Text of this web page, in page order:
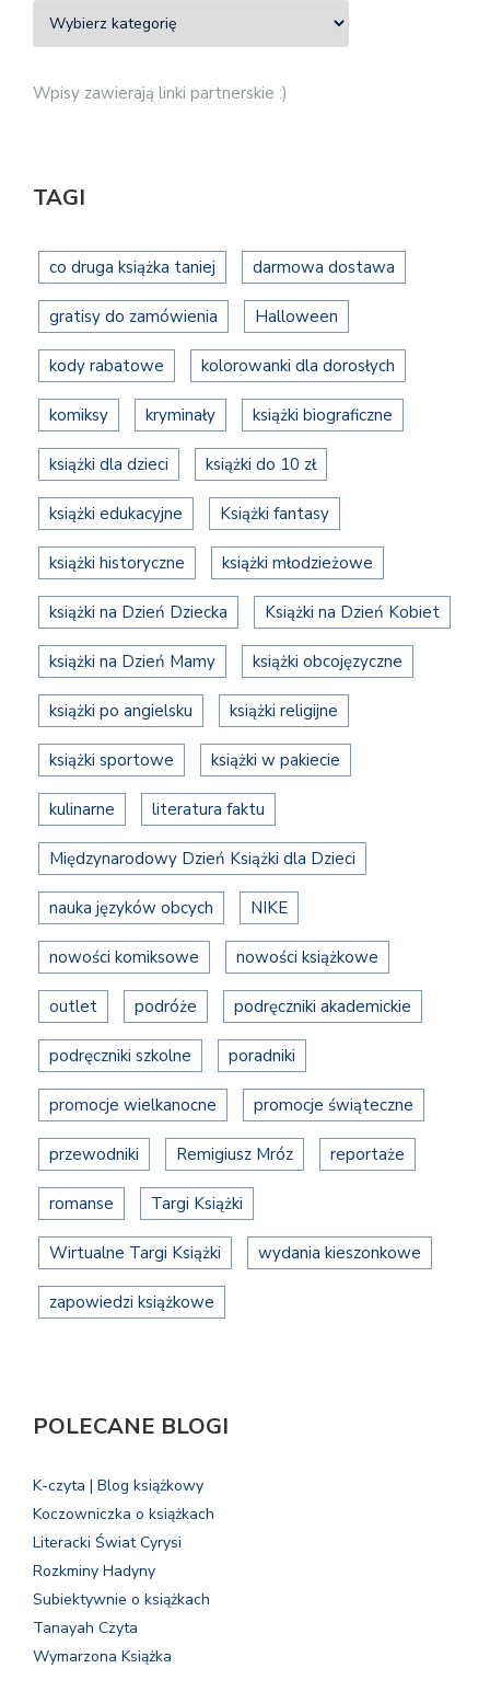
Wpisy zawierają linki partnerskie :)
TAGI
co druga książka taniej darmowa dostawa
gratisy do zamówienia Halloween
kody rabatowe kolorowanki dla dorosłych
komiksy kryminały książki biograficzne
książki dla dzieci książki do 10 zł
książki edukacyjne Książki fantasy
książki historyczne książki młodzieżowe
książki na Dzień Dziecka Książki na Dzień Kobiet
książki na Dzień Mamy książki obcojęzyczne
książki po angielsku książki religijne
książki sportowe książki w pakiecie
kulinarne literatura faktu
Międzynarodowy Dzień Książki dla Dzieci
nauka języków obcych NIKE
nowości komiksowe nowości książkowe
outlet podróże podręczniki akademickie
podręczniki szkolne poradniki
promocje wielkanocne promocje świąteczne
przewodniki Remigiusz Mróz reportaże
romanse Targi Książki
Wirtualne Targi Książki wydania kieszonkowe
zapowiedzi książkowe
POLECANE BLOGI
K-czyta | Blog książkowy
Koczowniczka o książkach
Literacki Świat Cyrysi
Rozkminy Hadyny
Subiektywnie o książkach
Tanayah Czyta
Wymarzona Książka